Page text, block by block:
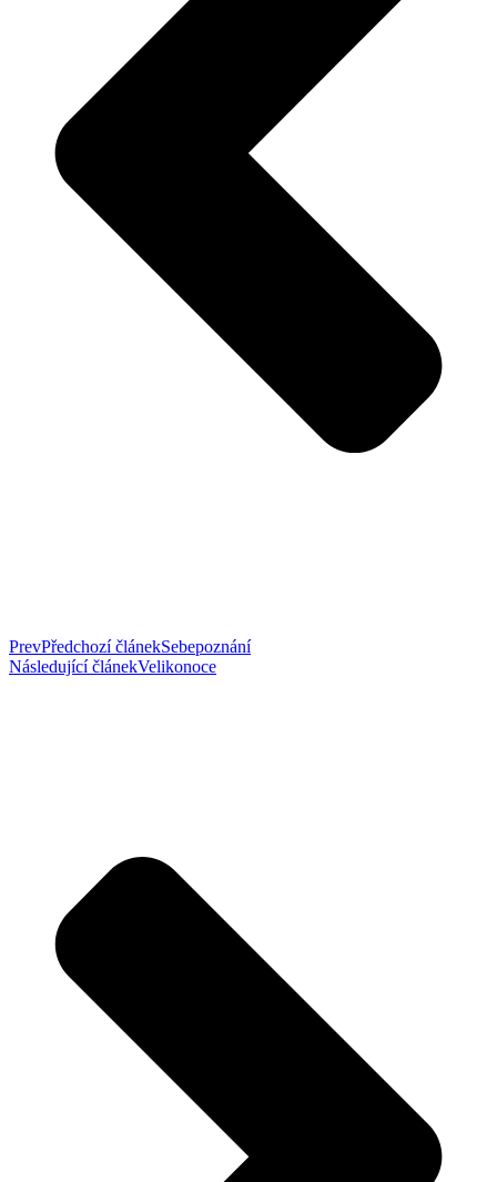
PrevPředchozí článekSebepoznání
Následující článekVelikonoce